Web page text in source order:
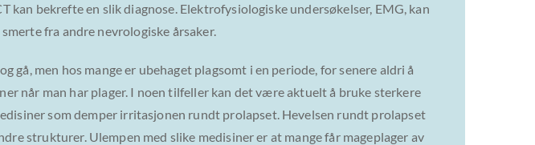
bekrefte en slik diagnose. Elektrofysiologiske undersøkelser, EMG, kan
fra andre nevrologiske årsaker.
gå, men hos mange er ubehaget plagsomt i en periode, for senere aldri å
når man har plager. I noen tilfeller kan det være aktuelt å bruke sterkere
som demper irritasjonen rundt prolapset. Hevelsen rundt prolapset
strukturer. Ulempen med slike medisiner er at mange får mageplager av